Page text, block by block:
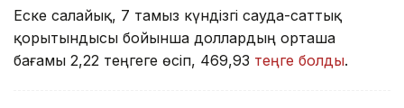
Еске салайық, 7 тамыз күндізгі сауда-саттық
қорытындысы бойынша доллардың орташа
бағамы 2,22 теңгеге өсіп, 469,93 теңге болды.